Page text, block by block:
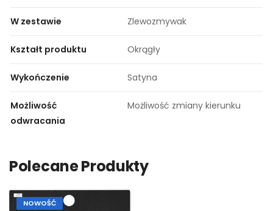
W zestawie Zlewozmywak
Kształt produktu Okrągły
Wykończenie Satyna
Możliwość
odwracania
Możliwość zmiany kierunku
Polecane Produkty
NOWOŚĆ